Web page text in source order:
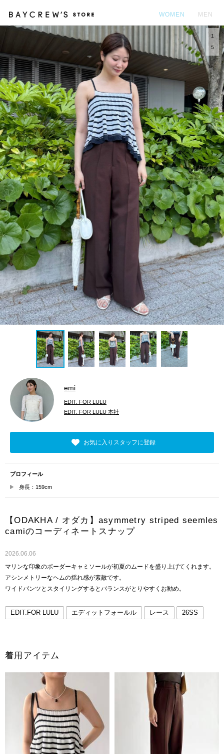
WOMEN MEN
Prev
1
5
emi
EDIT. FOR LULU
EDIT. FOR LULU 本社
お気に入りスタッフに登録
プロフィール
身長：159cm
【ODAKHA / オダカ】asymmetry striped seemles
camiのコーディネートスナップ
2026.06.06
マリンな印象のボーダーキャミソールが初夏のムードを盛り上げてくれます。
アシンメトリーなヘムの揺れ感が素敵です。
ワイドパンツとスタイリングするとバランスがとりやすくお勧め。
EDIT.FOR LULU エディットフォールル レース 26SS
着用アイテム